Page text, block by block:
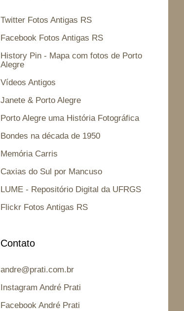
Twitter Fotos Antigas RS
Facebook Fotos Antigas RS
History Pin - Mapa com fotos de Porto
Alegre
Vídeos Antigos
Janete & Porto Alegre
Porto Alegre uma História Fotográfica
Bondes na década de 1950
Memória Carris
Caxias do Sul por Mancuso
LUME - Repositório Digital da UFRGS
Flickr Fotos Antigas RS
Contato
andre@prati.com.br
Instagram André Prati
Facebook André Prati